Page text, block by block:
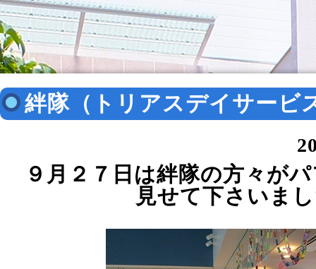
絆隊（トリアスデイサービ
９月２７日は絆隊の方々が
見せて下さいま